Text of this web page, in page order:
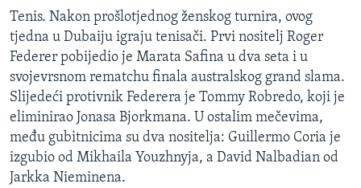
Jezici
Tenis. Nakon prošlotjednog ženskog turnira, ovog
tjedna u Dubaiju igraju tenisači. Prvi nositelj Roger
Federer pobijedio je Marata Safina u dva seta i u
svojevrsnom rematchu finala australskog grand slama.
Slijedeći protivnik Federera je Tommy Robredo, koji je
eliminirao Jonasa Bjorkmana. U ostalim mečevima,
među gubitnicima su dva nositelja: Guillermo Coria je
izgubio od Mikhaila Youzhnyja, a David Nalbadian od
Jarkka Nieminena.